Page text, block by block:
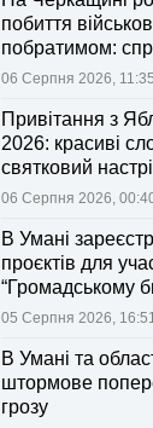
побиття
побратимом:
контроль
06 Серпня 2026, 11:35
Привітання з
2026: красиві
святковий
06 Серпня 2026,
В Умані
проєктів для
“Громадському
05 Серпня 2026,
В Умані та
штормове
грозу